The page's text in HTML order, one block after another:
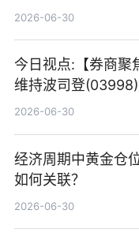
2026-06-30
今日视点:【券商聚
维持波司登
指其业绩高质量稳增
2026-06-30
经济周期中黄金仓
如何关联？
2026-06-30